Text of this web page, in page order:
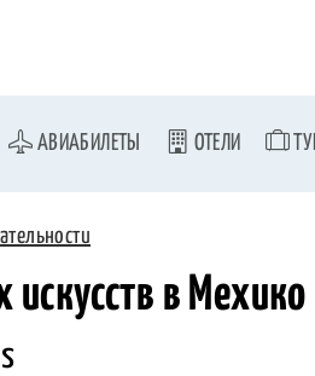
АВИАБИЛЕТЫ ОТЕЛИ
в Мехико